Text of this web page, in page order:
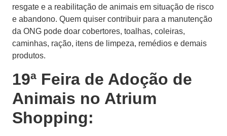
resgate e a reabilitação de animais em situação de risco
e abandono. Quem quiser contribuir para a manutenção
da ONG pode doar cobertores, toalhas, coleiras,
caminhas, ração, itens de limpeza, remédios e demais
produtos.
19ª Feira de Adoção de
Animais no Atrium
Shopping: